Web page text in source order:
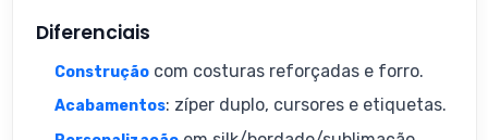
Diferenciais
Construção com costuras reforçadas e forro.
Acabamentos: zíper duplo, cursores e etiquetas.